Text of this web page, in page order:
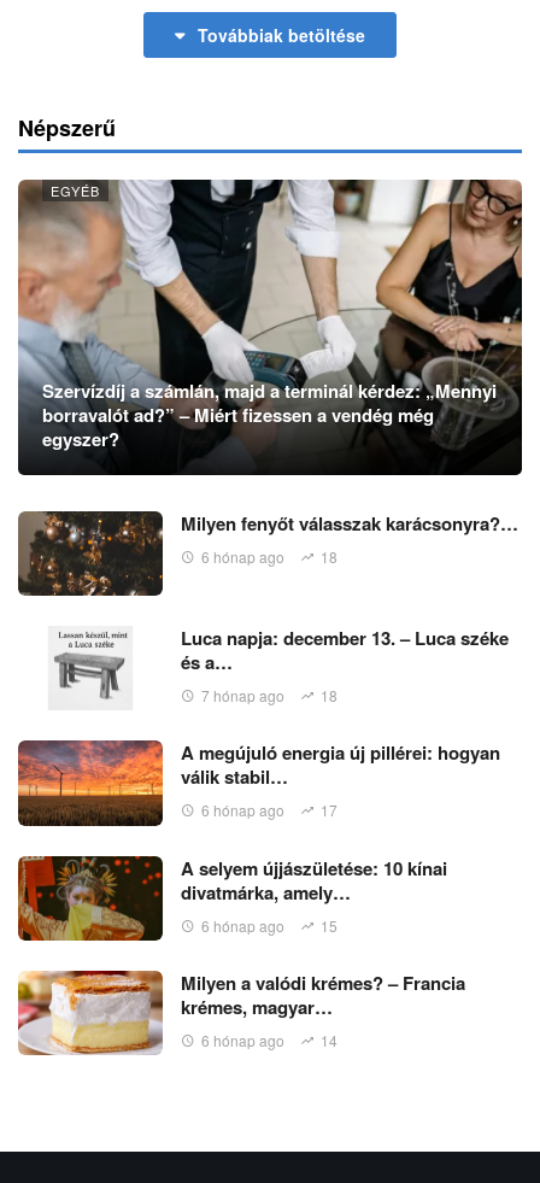
Továbbiak betöltése
Népszerű
EGYÉB
Szervízdíj a számlán, majd a terminál kérdez: „Mennyi
borravalót ad?” – Miért fizessen a vendég még
egyszer?
Milyen fenyőt válasszak karácsonyra?…
6 hónap ago 18
Luca napja: december 13. – Luca széke
és a…
7 hónap ago 18
A megújuló energia új pillérei: hogyan
válik stabil…
6 hónap ago 17
A selyem újjászületése: 10 kínai
divatmárka, amely…
6 hónap ago 15
Milyen a valódi krémes? – Francia
krémes, magyar…
6 hónap ago 14